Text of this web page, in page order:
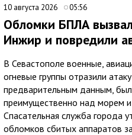
10 августа 2026 05:56
Обломки БПЛА
Инжир и повредили
В Севастополе военные,
огневые группы отразили
предварительным данным,
преимущественно над морем и
Спасательная служба города
обломков сбитых аппаратов